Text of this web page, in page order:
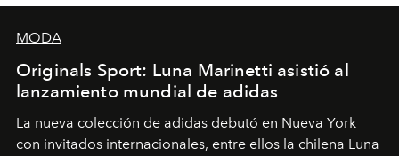
MODA
Originals Sport: Luna Marinetti asistió al
lanzamiento mundial de adidas
La nueva colección de adidas debutó en Nueva York
con invitados internacionales, entre ellos la chilena Luna